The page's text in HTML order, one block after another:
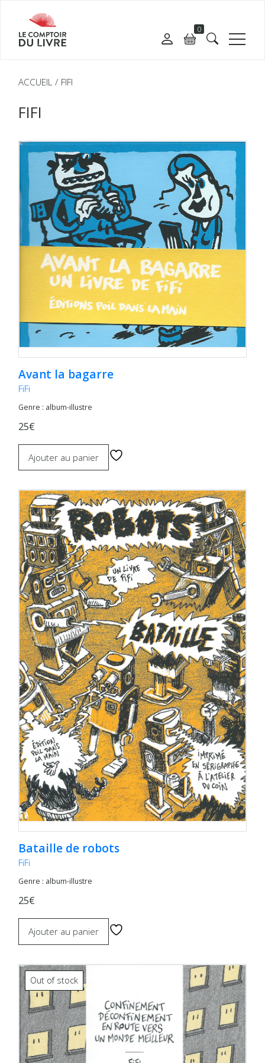
0
ACCUEIL FIFI
FIFI
Avant la bagarre
FiFi
Genre : album-illustre
25€
Ajouter au panier
Bataille de robots
FiFi
Genre : album-illustre
25€
Ajouter au panier
Out of stock